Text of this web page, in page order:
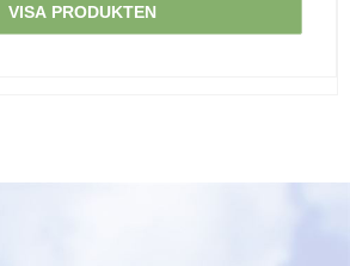
VISA PRODUKTEN